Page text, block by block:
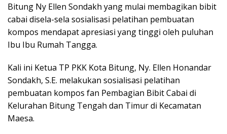
Bitung Ny Ellen Sondakh yang mulai membagikan bibit
cabai disela-sela sosialisasi pelatihan pembuatan
kompos mendapat apresiasi yang tinggi oleh puluhan
Ibu Ibu Rumah Tangga.
Kali ini Ketua TP PKK Kota Bitung, Ny. Ellen Honandar
Sondakh, S.E. melakukan sosialisasi pelatihan
pembuatan kompos fan Pembagian Bibit Cabai di
Kelurahan Bitung Tengah dan Timur di Kecamatan
Maesa.